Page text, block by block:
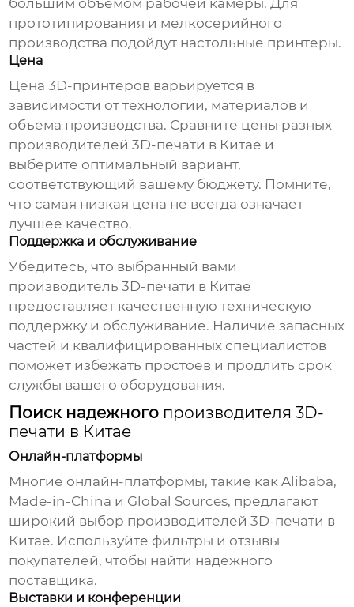
большим объемом рабочей камеры. Для
прототипирования и мелкосерийного
производства подойдут настольные принтеры.
Цена
Цена 3D-принтеров варьируется в
зависимости от технологии, материалов и
объема производства. Сравните цены разных
производителей 3D-печати в Китае и
выберите оптимальный вариант,
соответствующий вашему бюджету. Помните,
что самая низкая цена не всегда означает
лучшее качество.
Поддержка и обслуживание
Убедитесь, что выбранный вами
производитель 3D-печати в Китае
предоставляет качественную техническую
поддержку и обслуживание. Наличие запасных
частей и квалифицированных специалистов
поможет избежать простоев и продлить срок
службы вашего оборудования.
Поиск надежного производителя 3D-
печати в Китае
Онлайн-платформы
Многие онлайн-платформы, такие как Alibaba,
Made-in-China и Global Sources, предлагают
широкий выбор производителей 3D-печати в
Китае. Используйте фильтры и отзывы
покупателей, чтобы найти надежного
поставщика.
Выставки и конференции